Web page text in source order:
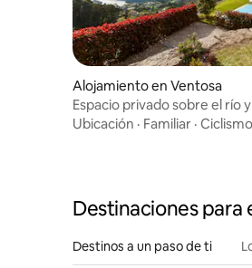
Alojamiento en Ventosa
Espacio privado sobre el río
Gerês
Ubicación · Familiar · Ciclismo
Destinaciones para
Destinos a un paso de ti